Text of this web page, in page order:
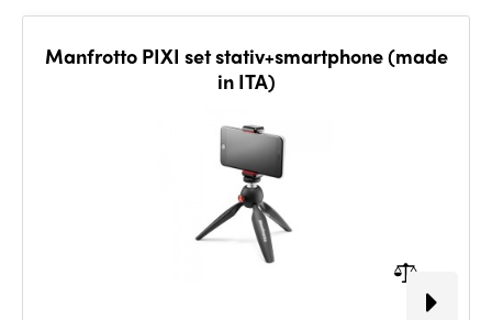
Manfrotto PIXI set stativ+smartphone (made
in ITA)